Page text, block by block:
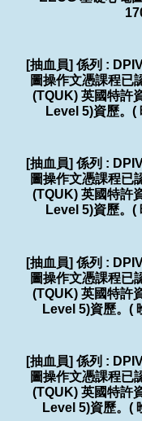
[抽血員] 係列 :
圖操作文憑課程
(TQUK) 英國特許
Level 5)資歷。(
[抽血員] 係列 :
圖操作文憑課程
(TQUK) 英國特許
Level 5)資歷。(
[抽血員] 係列 :
圖操作文憑課程
(TQUK) 英國特許
Level 5)資歷。(
[抽血員] 係列 :
圖操作文憑課程
(TQUK) 英國特許
Level 5)資歷。(